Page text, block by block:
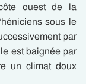
ouest de la
sous le
par
est baignée par
un climat doux